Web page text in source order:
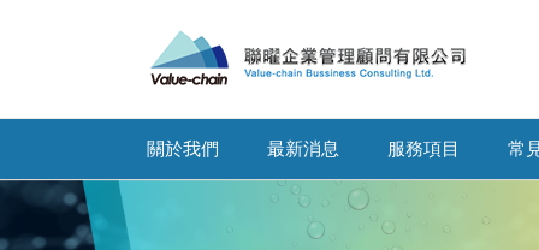
關於我們 最新消息 服務項目 常